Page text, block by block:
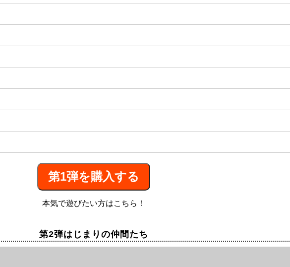
第1弾を購入する
本気で遊びたい方はこちら！
第2弾はじまりの仲間たち